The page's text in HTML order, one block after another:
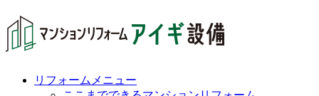
リフォームメニュー